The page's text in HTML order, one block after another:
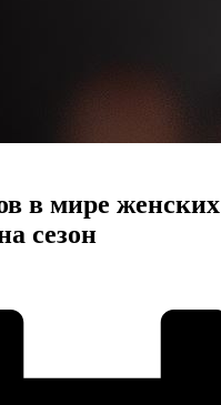
в мире женских
сезон